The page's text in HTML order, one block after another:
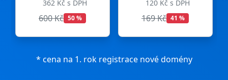
120 Kč s DPH
169 Kč
333 Kč s DPH
299 Kč
* cena na 1. rok registrace nové domény